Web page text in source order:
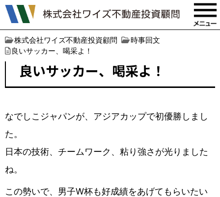
株式会社ワイズ不動産投資顧問
時事回文
良いサッカー、喝采よ！
良いサッカー、喝采よ！
なでしこジャパンが、アジアカップで初優勝しまし
た。
日本の技術、チームワーク、粘り強さが光りました
ね。
この勢いで、男子W杯も好成績をあげてもらいたい